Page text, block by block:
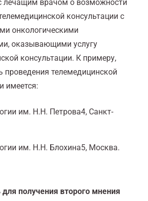
лечащим врачом о возможности
консультации с
онкологическими
оказывающими услугу
консультации. К примеру,
проведения телемедицинской
имеется:
им. Н.Н. Петрова4, Санкт-
им. Н.Н. Блохина5, Москва.
для получения второго мнения